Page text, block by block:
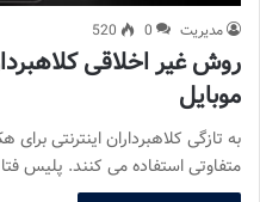
مدیریت 0
520
روش غیر اخلاقی
موبایل
به تازگی کلاهبرداران اینترنتی
متفاوتی استفاده می کنند. پلیس فتا